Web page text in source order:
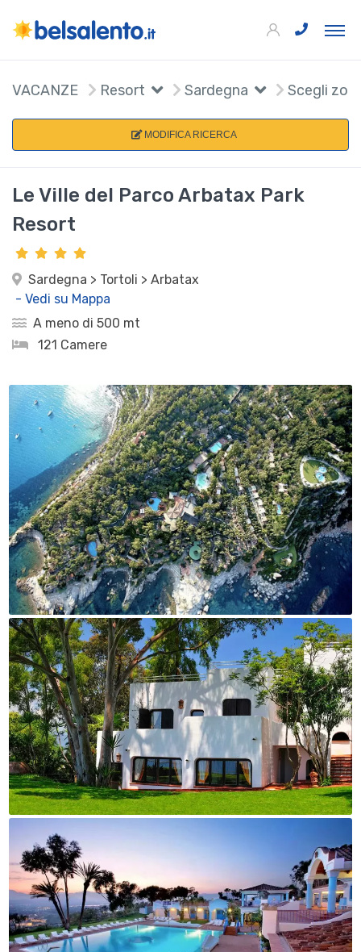
VACANZE Resort Sardegna Scegli
MODIFICA RICERCA
Le Ville del Parco Arbatax Park
Resort
Sardegna > Tortoli > Arbatax
- Vedi su Mappa
A meno di 500 mt
121 Camere